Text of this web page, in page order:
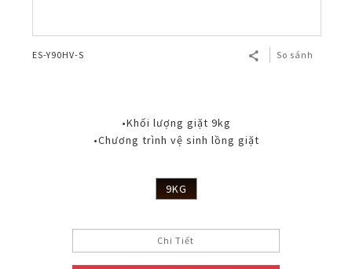
ES-Y90HV-S So sánh
•Khối lượng giặt 9kg
•Chương trình vệ sinh lồng giặt
9KG
Chi Tiết